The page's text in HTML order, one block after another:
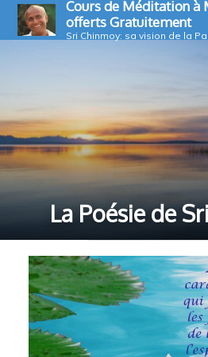
Skip
Cours de Méditation à
offerts Gratuitement
Sri Chinmoy: sa vision de la
La Poésie de